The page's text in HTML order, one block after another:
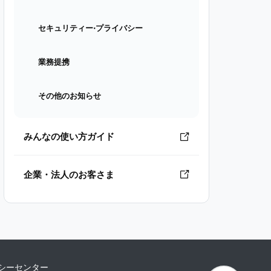
セキュリティー⋅プライバシー
業務提携
その他のお知らせ
みんなの使い方ガイド
企業・法人のお客さま
ーセンター